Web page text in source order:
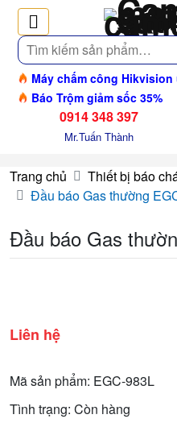
Tìm
kiếm
Máy chấm công Hikvision
Báo Trộm giảm sốc 35%
0914 348 397
Mr.Tuấn Thành
Trang chủ Thiết bị báo
Đầu báo Gas thường
Đầu báo Gas
Liên hệ
Mã sản phẩm: EGC-983L
Tình trạng: Còn hàng